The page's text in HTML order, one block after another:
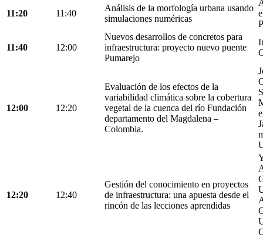
11:20 11:40
Análisis de la morfología urbana usando
simulaciones numéricas
11:40 12:00
Nuevos desarrollos de concretos para
infraestructura: proyecto nuevo puente
Pumarejo
12:00 12:20
Evaluación de los efectos de la
variabilidad climática sobre la cobertura
vegetal de la cuenca del río Fundación
departamento del Magdalena –
Colombia.
12:20 12:40
Gestión del conocimiento en proyectos
de infraestructura: una apuesta desde el
rincón de las lecciones aprendidas